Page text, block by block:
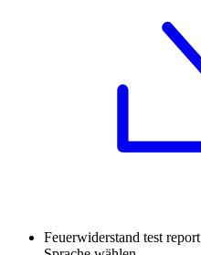
Feuerwiderstand test report